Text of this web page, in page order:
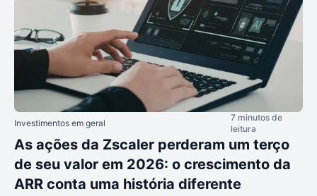
Investimentos em geral
7 minutos de
leitura
As ações da Zscaler perderam um terço
de seu valor em 2026: o crescimento da
ARR conta uma história diferente